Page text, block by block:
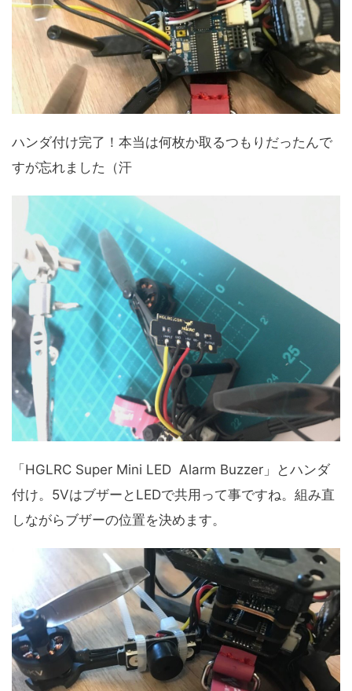
ハンダ付け完了！本当は何枚か取るつもりだったんで
すが忘れました（汗
「HGLRC Super Mini LED Alarm Buzzer」とハンダ
付け。5VはブザーとLEDで共用って事ですね。組み直
しながらブザーの位置を決めます。